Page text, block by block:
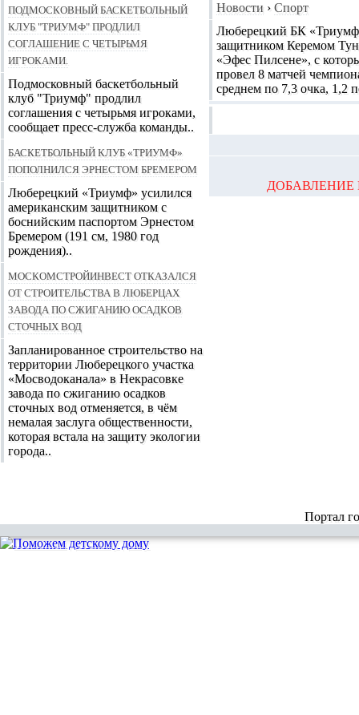
Новости › Спорт
Люберецкий БК
защитником Керемом
«Эфес Пилсене», с
провел 8 матчей
среднем по 7,3 очка, 1,2
ДОБАВЛЕНИЕ
Подмосковный баскетбольный
клуб "Триумф" продлил
соглашение с четырьмя
игроками.
Подмосковный баскетбольный
клуб "Триумф" продлил
соглашения с четырьмя игроками,
сообщает пресс-служба команды..
Баскетбольный клуб «Триумф»
пополнился Эрнестом Бремером
Люберецкий «Триумф» усилился
американским защитником с
боснийским паспортом Эрнестом
Бремером (191 см, 1980 год
рождения)..
Москомстройинвест отказался
от строительства в Люберцах
завода по сжиганию осадков
сточных вод
Запланированное строительство на
территории Люберецкого участка
«Мосводоканала» в Некрасовке
завода по сжиганию осадков
сточных вод отменяется, в чём
немалая заслуга общественности,
которая встала на защиту экологии
города..
Портал